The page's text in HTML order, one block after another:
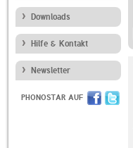
Downloads
Hilfe & Kontakt
Newsletter
PHONOSTAR AUF